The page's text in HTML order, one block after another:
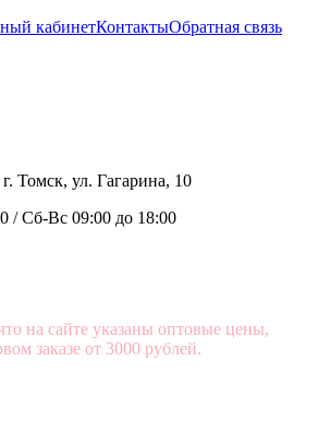
кабинетКонтактыОбратная связь
г. Томск, ул. Гагарина, 10
/Сб-Вс 09:00 до 18:00
на сайте указаны оптовые цены,
заказе от 3000 рублей.